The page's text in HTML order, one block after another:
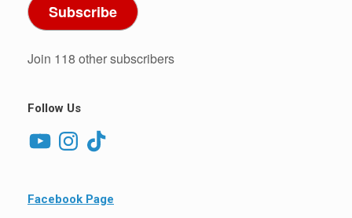
Subscribe
Join 118 other subscribers
Follow Us
YouTubeInstagram
TikTok
Facebook Page